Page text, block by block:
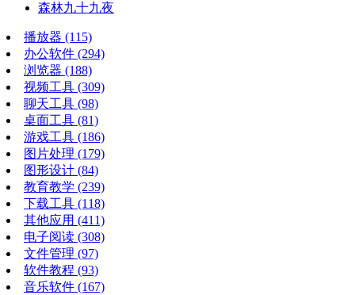
森林九十九夜
播放器 (115)
办公软件 (294)
浏览器 (188)
视频工具 (309)
聊天工具 (98)
桌面工具 (81)
游戏工具 (186)
图片处理 (179)
图形设计 (84)
教育教学 (239)
下载工具 (118)
其他应用 (411)
电子阅读 (308)
文件管理 (97)
软件教程 (93)
音乐软件 (167)